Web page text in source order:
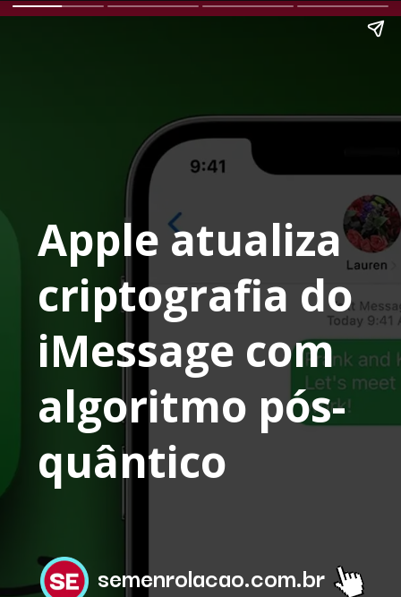
Apple atualiza
criptografia do
iMessage com
algoritmo pós-
quântico
semenrolacao.com.br